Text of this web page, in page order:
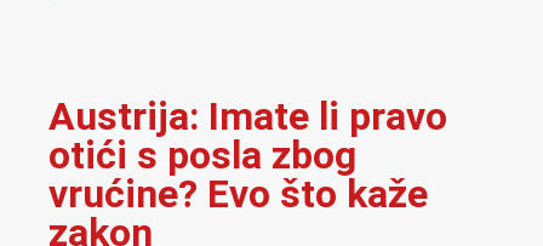
Austrija: Imate li pravo
otići s posla zbog
vrućine? Evo što kaže
zakon